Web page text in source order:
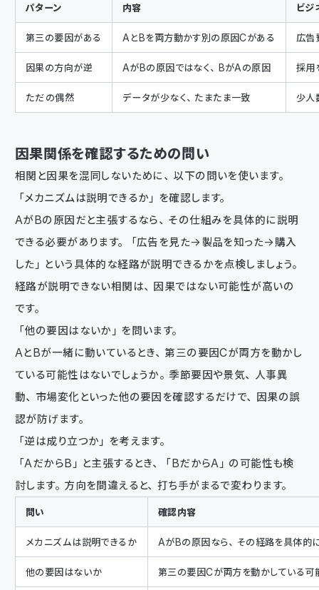
パターン 内容 ビジ
第三の要因がある AとBを両方動かす別の原因Cがある 広告
因果の方向が逆 AがBの原因ではなく、BがAの原因 採用
ただの偶然 データが少なく、たまたま一致 少人
因果関係を確認するための問い
相関と因果を混同しないために、以下の問いを使います。
「メカニズムは説明できるか」を確認します。
AがBの原因だと主張するなら、その仕組みを具体的に説明
できる必要があります。「広告を見た→製品を知った→購入
した」という具体的な経路が説明できるかを点検しましょう。
経路が説明できない相関は、因果ではない可能性が高いの
です。
「他の要因はないか」を問います。
AとBが一緒に動いているとき、第三の要因Cが両方を動かし
ている可能性はないでしょうか。季節要因や景気、人事異
動、市場変化といった他の要因を確認するだけで、因果の誤
認が防げます。
「逆は成り立つか」を考えます。
「AだからB」と主張するとき、「BだからA」の可能性も検
討します。方向を間違えると、打ち手がまるで変わります。
問い 確認内容
メカニズムは説明できるか AがBの原因なら、その経路を具体的
他の要因はないか 第三の要因Cが両方を動かしている可